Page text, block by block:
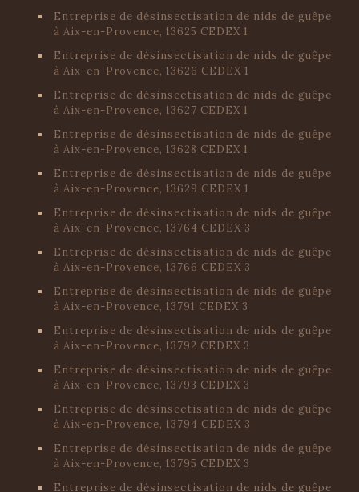
Entreprise de désinsectisation de nids de guêpe
à Aix-en-Provence, 13625 CEDEX 1
Entreprise de désinsectisation de nids de guêpe
à Aix-en-Provence, 13626 CEDEX 1
Entreprise de désinsectisation de nids de guêpe
à Aix-en-Provence, 13627 CEDEX 1
Entreprise de désinsectisation de nids de guêpe
à Aix-en-Provence, 13628 CEDEX 1
Entreprise de désinsectisation de nids de guêpe
à Aix-en-Provence, 13629 CEDEX 1
Entreprise de désinsectisation de nids de guêpe
à Aix-en-Provence, 13764 CEDEX 3
Entreprise de désinsectisation de nids de guêpe
à Aix-en-Provence, 13766 CEDEX 3
Entreprise de désinsectisation de nids de guêpe
à Aix-en-Provence, 13791 CEDEX 3
Entreprise de désinsectisation de nids de guêpe
à Aix-en-Provence, 13792 CEDEX 3
Entreprise de désinsectisation de nids de guêpe
à Aix-en-Provence, 13793 CEDEX 3
Entreprise de désinsectisation de nids de guêpe
à Aix-en-Provence, 13794 CEDEX 3
Entreprise de désinsectisation de nids de guêpe
à Aix-en-Provence, 13795 CEDEX 3
Entreprise de désinsectisation de nids de guêpe